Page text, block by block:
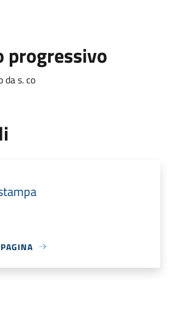
progressivo
s. co